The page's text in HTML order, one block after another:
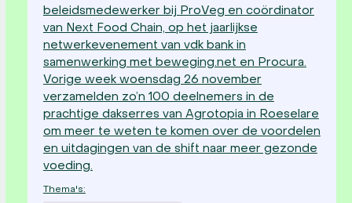
beleidsmedewerker bij ProVeg en coördinator
van Next Food Chain, op het jaarlijkse
netwerkevenement van vdk bank in
samenwerking met beweging.net en Procura.
Vorige week woensdag 26 november
verzamelden zo’n 100 deelnemers in de
prachtige dakserres van Agrotopia in Roeselare
om meer te weten te komen over de voordelen
en uitdagingen van de shift naar meer gezonde
voeding.
Thema's: